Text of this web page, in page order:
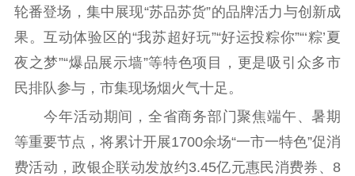
新时代公民素养
提升资源库
新闻出版
政务服务
作品著作权
登记服务
科研创新
服务管理平台
智库服务
管理平台
文艺创作
服务管理
文化产业
统计分析
数字出版
审读服务
案管理系统
电影
服务
理论宣讲
共建共享平台
政工继续教育学
习平台
轮番登场，集中展现“苏品苏货”的品牌活力与创新成
果。互动体验区的“我苏超好玩”“好运投粽你”“‘粽’夏
夜之梦”“爆品展示墙”等特色项目，更是吸引众多市
民排队参与，市集现场烟火气十足。
今年活动期间，全省商务部门聚焦端午、暑期
等重要节点，将累计开展1700余场“一市一特色”促消
费活动，政银企联动发放约3.45亿元惠民消费券、8